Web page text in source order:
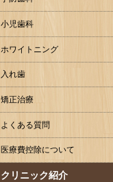
小児歯科
ホワイトニング
入れ歯
矯正治療
よくある質問
医療費控除について
クリニック紹介